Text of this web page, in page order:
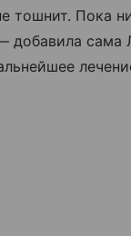
тошнит. Пока
добавила сама